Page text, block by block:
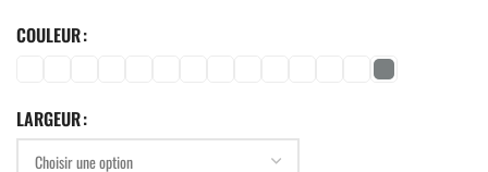
COULEUR
LARGEUR